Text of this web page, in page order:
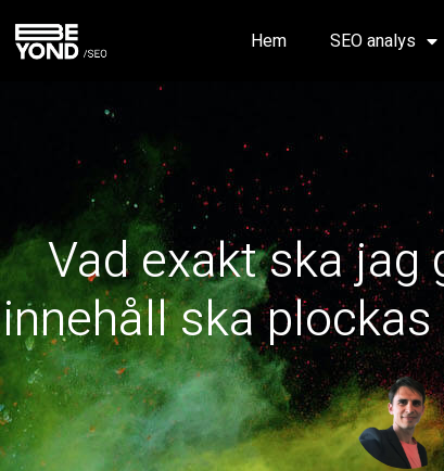
Hem SEO analys
Vad exakt ska
innehåll ska